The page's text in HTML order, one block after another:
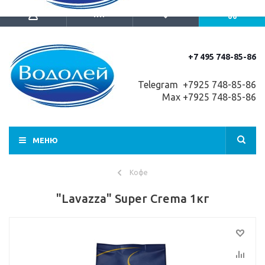
+7 495 748-85-86
Telegram +7925 748-85-86
Max +7925 748-85-86
МЕНЮ
Кофе
"Lavazza" Super Crema 1кг